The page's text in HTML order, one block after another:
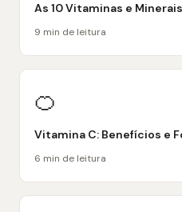
As 10 Vitaminas e
9 min de leitura
🍊
Vitamina C: Benefícios e
6 min de leitura